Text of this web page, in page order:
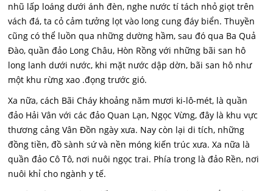
nhũ lấp loáng dưới ánh đèn, nghe nước tí tách nhỏ giọt trên
vách đá, ta cỏ cảm tưởng lọt vào long cung đáy biển. Thuyền
cũng có thể luồn qua những dường hầm, sau đó qua Ba Quả
Đào, quần đảo Long Châu, Hòn Rồng với những bãi san hô
long lanh dưới nước, khi mặt nước dập dờn, bãi san hô như
một khu rừng xao .đọng trước gió.
Xa nữa, cách Bãi Cháy khoảng năm mươi ki-lô-mét, là quần
đảo Hải Vân với các đảo Quan Lạn, Ngọc Vừng, đây là khu vực
thương cảng Vân Đồn ngày xưa. Nay còn lại di tích, những
đồng tiền, đồ sành sứ và nền móng kiến trúc xưa. Xa nữa là
quần đảo Cô Tô, nơi nuôi ngọc trai. Phía trong là đảo Rền, nơi
nuôi khỉ cho ngành y tế.